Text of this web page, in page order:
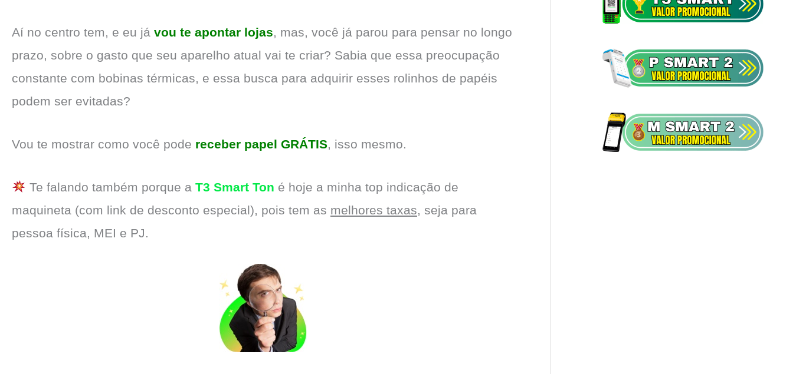
Aí no centro tem, e eu já vou te apontar lojas, mas, você já parou para pensar no longo
prazo, sobre o gasto que seu aparelho atual vai te criar? Sabia que essa preocupação
constante com bobinas térmicas, e essa busca para adquirir esses rolinhos de papéis
podem ser evitadas?
Vou te mostrar como você pode receber papel GRÁTIS, isso mesmo.
Te falando também porque a T3 Smart Ton é hoje a minha top indicação de
maquineta (com link de desconto especial), pois tem as melhores taxas , seja para
pessoa física, MEI e PJ.